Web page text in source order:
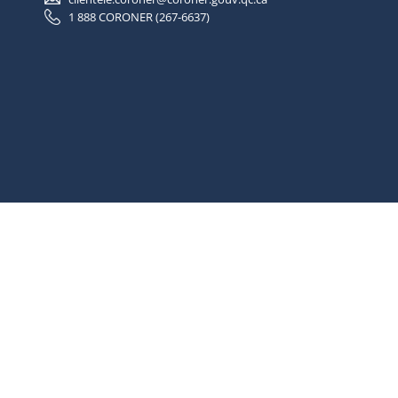
1 888 CORONER (267-6637)